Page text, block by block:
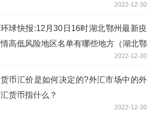
2022-12-30
环球快报:12月30日16时湖北鄂州最新疫
情高低风险地区名单有哪些地方（湖北鄂
2022-12-30
货币汇价是如何决定的?外汇市场中的外
汇货币指什么？
2022-12-30